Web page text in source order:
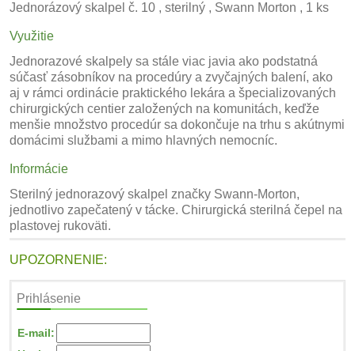
Jednorázový skalpel č. 10 , sterilný , Swann Morton , 1 ks
Využitie
Jednorazové skalpely sa stále viac javia ako podstatná
súčasť zásobníkov na procedúry a zvyčajných balení, ako
aj v rámci ordinácie praktického lekára a špecializovaných
chirurgických centier založených na komunitách, keďže
menšie množstvo procedúr sa dokončuje na trhu s akútnymi
domácimi službami a mimo hlavných nemocníc.
Informácie
Sterilný jednorazový skalpel značky Swann-Morton,
jednotlivo zapečatený v tácke. Chirurgická sterilná čepel na
plastovej rukoväti.
UPOZORNENIE:
Prihlásenie
E-mail: